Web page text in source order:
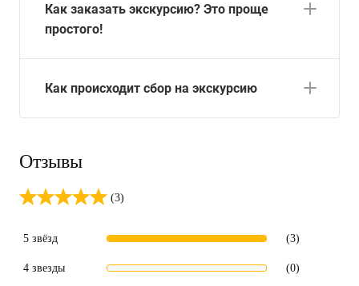
Как заказать экскурсию? Это проще
простого!
Как происходит сбор на экскурсию
Отзывы
(3)
5 звёзд (3)
4 звезды (0)